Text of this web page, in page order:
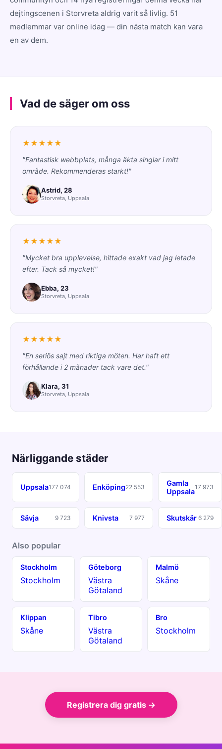
dejtingscenen i Storvreta aldrig varit så livlig. 51
medlemmar var online idag — din nästa match kan vara
en av dem.
Vad de säger om oss
★★★★★
"Fantastisk webbplats, många äkta singlar i mitt
område. Rekommenderas starkt!"
Astrid, 28
Storvreta, Uppsala
★★★★★
"Mycket bra upplevelse, hittade exakt vad jag letade
efter. Tack så mycket!"
Ebba, 23
Storvreta, Uppsala
★★★★★
"En seriös sajt med riktiga möten. Har haft ett
förhållande i 2 månader tack vare det."
Klara, 31
Storvreta, Uppsala
Närliggande städer
Uppsala177 074 Enköping22 553
Gamla
Uppsala17 973
Sävja 9 723 Knivsta 7 977 Skutskär 6 279
Also popular
Stockholm
Stockholm
Göteborg
Västra
Götaland
Malmö
Skåne
Klippan
Skåne
Tibro
Västra
Götaland
Bro
Stockholm
Registrera dig gratis →